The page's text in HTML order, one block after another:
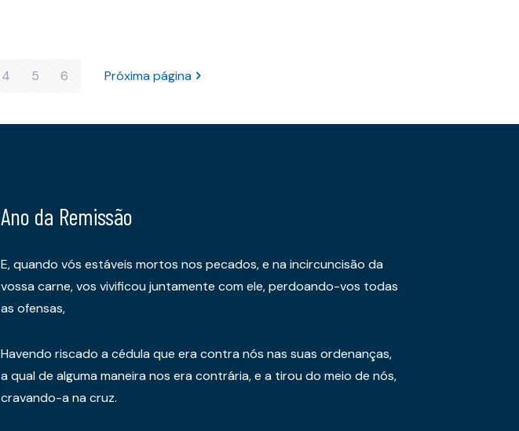
4 5 6 Próxima página
Ano da Remissão
E, quando vós estáveis mortos nos pecados, e na incircuncisão da
vossa carne, vos vivificou juntamente com ele, perdoando-vos todas
as ofensas,
Havendo riscado a cédula que era contra nós nas suas ordenanças,
a qual de alguma maneira nos era contrária, e a tirou do meio de nós,
cravando-a na cruz.